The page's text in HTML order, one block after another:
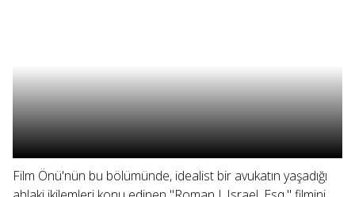
Film Önü'nün bu bölümünde, idealist bir avukatın yaşadığı